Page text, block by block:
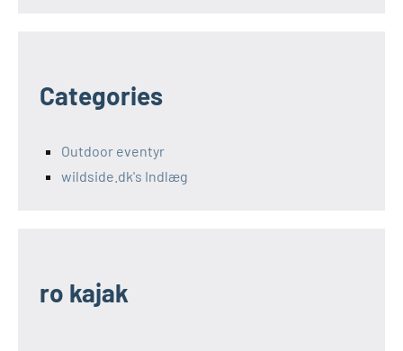
Categories
Outdoor eventyr
wildside.dk's Indlæg
ro kajak